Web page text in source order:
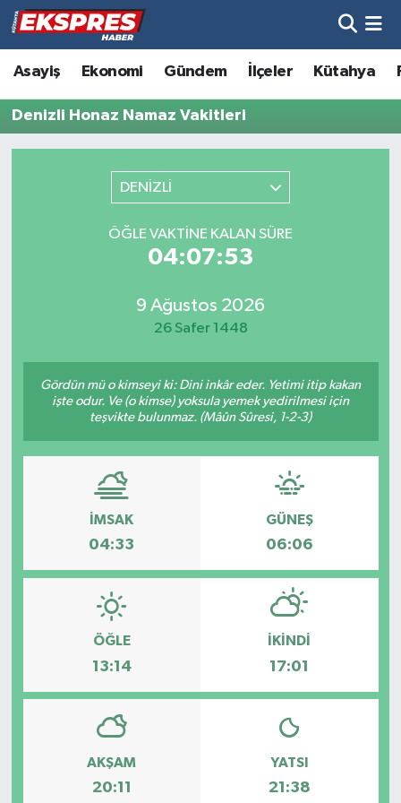
Asayiş Ekonomi Gündem İlçeler Kütahya
Denizli Honaz Namaz Vakitleri
DENİZLİ
ÖĞLE VAKTINE KALAN SÜRE
04:07:53
9 Ağustos 2026
26 Safer 1448
Gördün mü o kimseyi ki: Dini inkâr eder. Yetimi itip kakan
işte odur. Ve (o kimse) yoksula yemek yedirilmesi için
teşvikte bulunmaz. (Mâûn Sûresi, 1-2-3)
İMSAK
04:33
GÜNEŞ
06:06
ÖĞLE
13:14
İKINDI
17:01
AKŞAM
20:11
YATSI
21:38
Altıntaş
Asayiş
Biyografiler
Çavdarhisar
Dumlupınar
Ekonomi
Emet
Foto Galeri
Gediz
Hava Durumu
Trafik Durumu
Tüm Manşetler
Son Dakika Haberleri